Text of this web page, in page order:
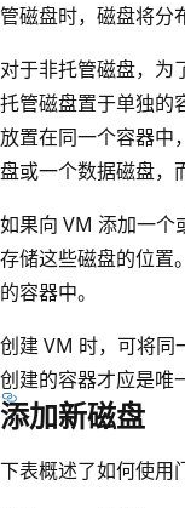
管磁盘时，磁盘将分
对于非托管磁盘，为
托管磁盘置于单独的
放置在同一个容器中
盘或一个数据磁盘，
如果向 VM 添加一个
存储这些磁盘的位置
的容器中。
创建 VM 时，可将同
创建的容器才应是唯
添加新磁盘
下表概述了如何使用